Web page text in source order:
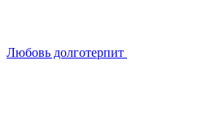
Любовь долготерпит